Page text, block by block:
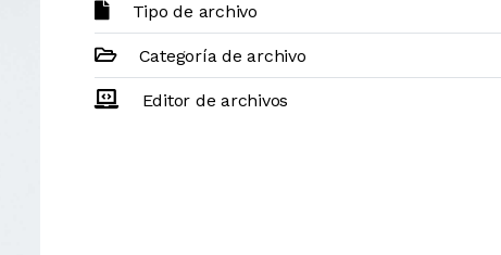
Tipo de archivo
Categoría de archivo
Editor de archivos